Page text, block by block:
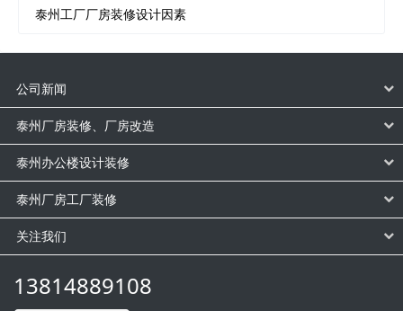
泰州工厂厂房装修设计因素
公司新闻
泰州厂房装修、厂房改造
泰州办公楼设计装修
泰州厂房工厂装修
关注我们
13814889108